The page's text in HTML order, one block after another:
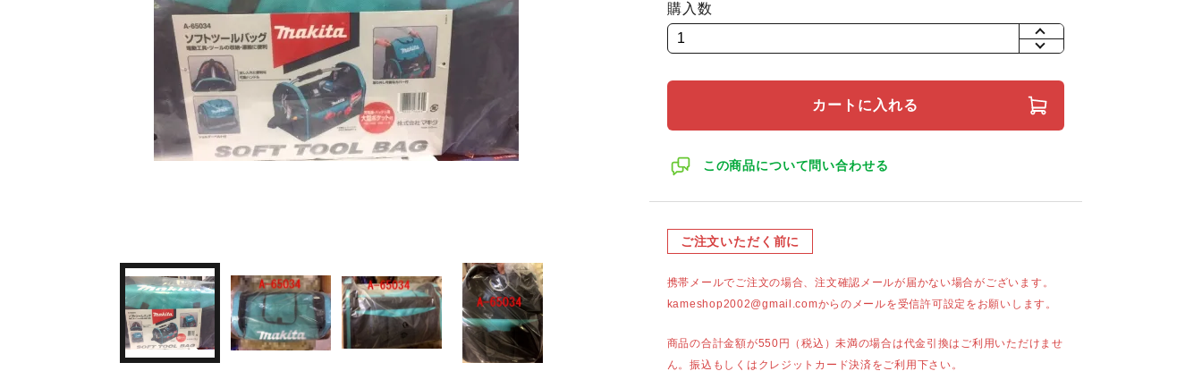
購入数
+
カートに入れる
この商品について問い合わせる
ご注文いただく前に
携帯メールでご注文の場合、注文確認メールが届かない場合がございます。
kameshop2002@gmail.comからのメールを受信許可設定をお願いします。
商品の合計金額が550円（税込）未満の場合は代金引換はご利用いただけませ
ん。振込もしくはクレジットカード決済をご利用下さい。